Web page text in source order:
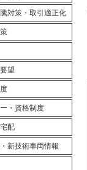
対策・取引適正化
望
・資格制度
配
新技術車両情報